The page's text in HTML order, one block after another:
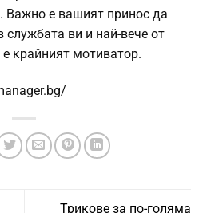
Важно е вашият принос да
службата ви и най-вече от
крайният мотиватор.
Трикове за по-голяма